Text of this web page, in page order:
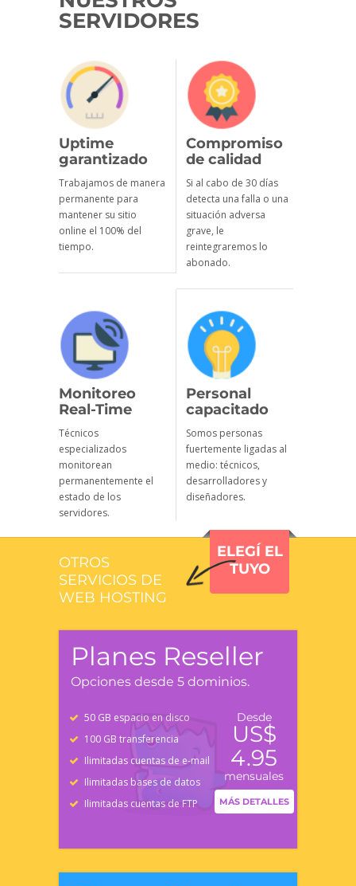
SERVIDORES
Uptime
garantizado
Trabajamos de manera
permanente para
mantener su sitio
online el 100% del
tiempo.
Compromiso
de calidad
Si al cabo de 30 días
detecta una falla o una
situación adversa
grave, le
reintegraremos lo
abonado.
Monitoreo
Real-Time
Técnicos
especializados
monitorean
permanentemente el
estado de los
servidores.
Personal
capacitado
Somos personas
fuertemente ligadas al
medio: técnicos,
desarrolladores y
diseñadores.
OTROS
SERVICIOS DE
WEB HOSTING
ELEGÍ EL
TUYO
Planes Reseller
Opciones desde 5 dominios.
50 GB espacio en disco
100 GB transferencia
Ilimitadas cuentas de e-mail
Ilimitadas bases de datos
Ilimitadas cuentas de FTP
Desde
US$
4.95
mensuales
MÁS DETALLES